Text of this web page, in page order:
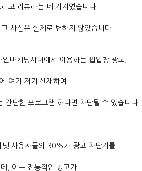
리고 리뷰라는 네 가지였습니다
그 사실은 실제로 변하지 않았습니다
마케팅시대에서 이용하는 팝업창 광고
여기 저기 산재하여
간단한 프로그램 하나면 차단될 수 있습니다
사용자들의 30%가 광고 차단기를
이는 전통적인 광고가